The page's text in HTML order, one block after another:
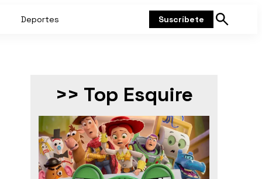
Deportes Suscríbete
Mostrar
>> Top Esquire